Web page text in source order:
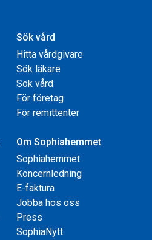
Sök vård
Hitta vårdgivare
Sök läkare
Sök vård
För företag
För remittenter
Om Sophiahemmet
Sophiahemmet
Koncernledning
E-faktura
Jobba hos oss
Press
SophiaNytt